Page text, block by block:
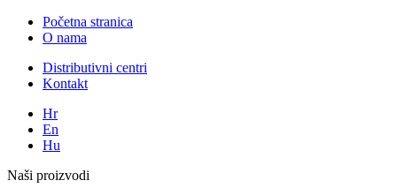
Početna stranica
O nama
Distributivni centri
Kontakt
Hr
En
Hu
Naši proizvodi